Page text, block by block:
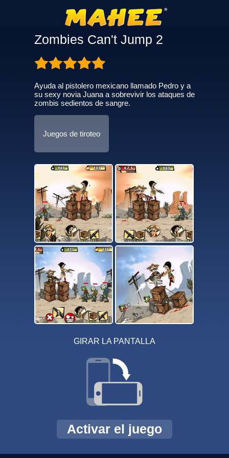
Zombies Can't Jump 2
Ayuda al pistolero mexicano llamado Pedro y a
su sexy novia Juana a sobrevivir los ataques de
zombis sedientos de sangre.
Juegos de tiroteo
GIRAR LA PANTALLA
Activar el juego